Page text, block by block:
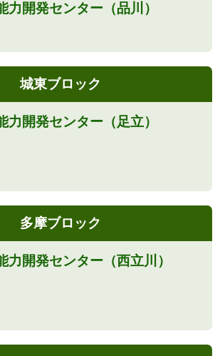
力開発センター（品川）
城東ブロック
力開発センター（足立）
多摩ブロック
力開発センター（西立川）